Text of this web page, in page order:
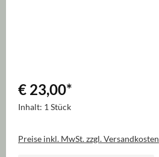
€ 23,00*
Inhalt: 1 Stück
Preise inkl. MwSt. zzgl. Versandkosten